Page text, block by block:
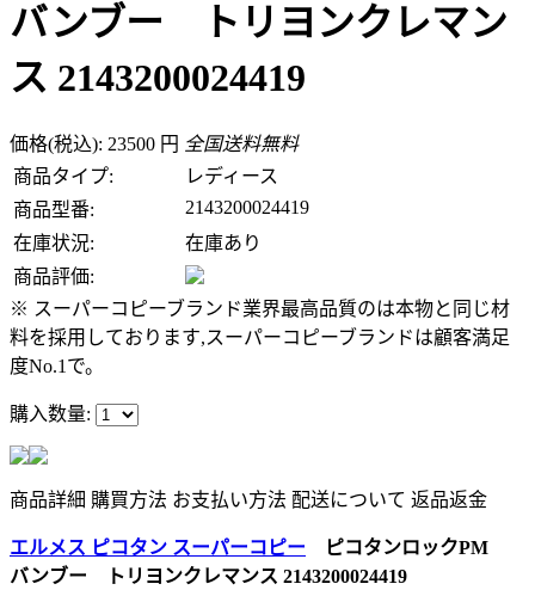
バンブー トリヨンクレマン
ス 2143200024419
価格(税込): 23500 円 全国送料無料
商品タイプ:
レディース
商品型番:
2143200024419
在庫状況:
在庫あり
商品評価:
※ スーパーコピーブランド業界最高品質のは本物と同じ材
料を採用しております,スーパーコピーブランドは顧客満足
度No.1で。
購入数量:
商品詳細 購買方法 お支払い方法 配送について 返品返金
エルメス ピコタン スーパーコピー ピコタンロックPM
バンブー トリヨンクレマンス 2143200024419